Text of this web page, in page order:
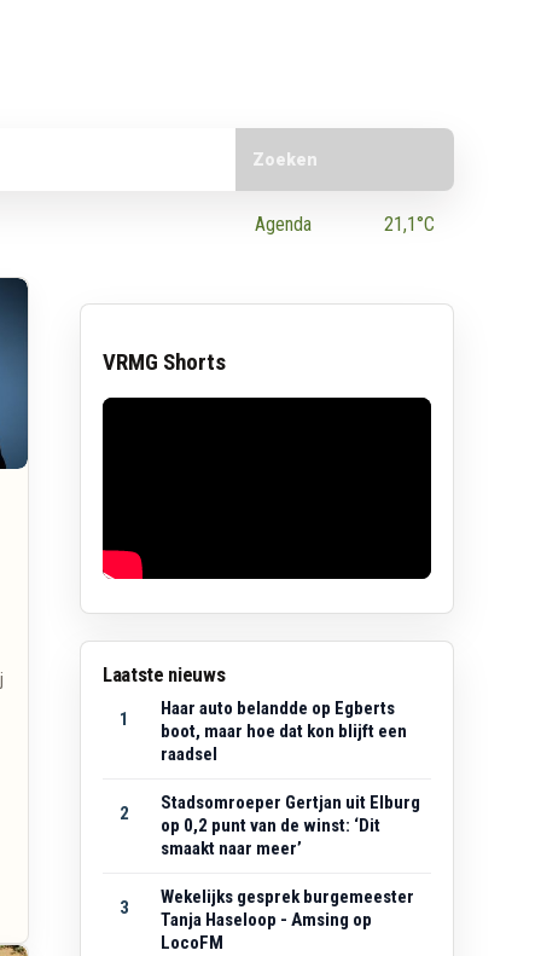
Agenda 21,1°C
VRMG Shorts
Laatste nieuws
1
Haar auto belandde op Egberts
boot, maar hoe dat kon blijft een
raadsel
2
Stadsomroeper Gertjan uit Elburg
op 0,2 punt van de winst: ‘Dit
smaakt naar meer’
3
Wekelijks gesprek burgemeester
Tanja Haseloop - Amsing op
LocoFM